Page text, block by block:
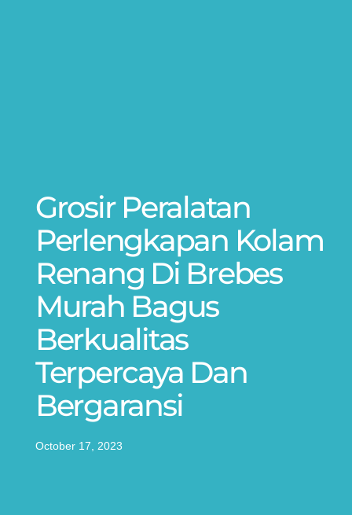
Grosir Peralatan
Perlengkapan Kolam
Renang Di Brebes
Murah Bagus
Berkualitas
Terpercaya Dan
Bergaransi
October 17, 2023